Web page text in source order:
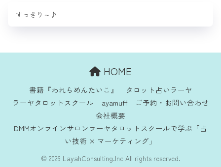
すっきり～♪
HOME
書籍『われらめんたいこ』
タロット占いラーヤ
ラーヤタロットスクール
ayamuff
ご予約・お問い合わせ
会社概要
DMMオンラインサロンラーヤタロットスクールで学ぶ「占
い技術 × マーケティング」
© 2026 LayahConsulting.Inc All rights reserved.